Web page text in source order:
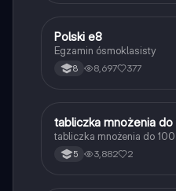
Język polski
Polski e8
Egzamin ósmoklasisty
8 8,697 377
TMatematyka
tabliczka mnożenia do
tabliczka mnożenia do 100
5 3,882 2